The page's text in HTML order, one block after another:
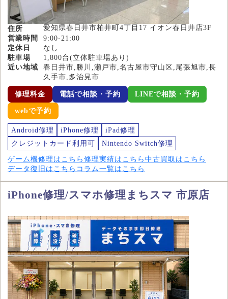
住所
愛知県春日井市柏井町4丁目17 イオン春日井店3F
営業時間
9:00-21:00
定休日
なし
駐車場
1,800台(立体駐車場あり)
近い地域
春日井市,勝川,瀬戸市,名古屋市守山区,尾張旭市,長
久手市,多治見市
修理料金 電話で相談・予約 LINEで相談・予約
webで予約
Android修理 iPhone修理
iPad修理
クレジットカード利用可
Nintendo Switch修理
ゲーム機修理はこちら 修理実績はこちら 中古買取はこちら
データ復旧はこちら コラム一覧はこちら
iPhone修理/スマホ修理まちスマ 市原店